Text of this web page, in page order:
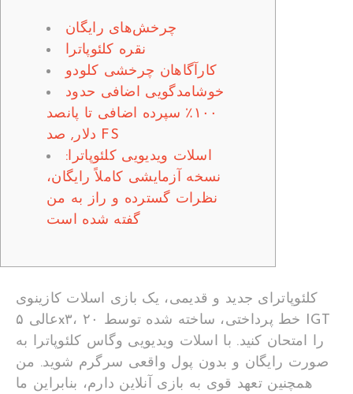
چرخش‌های رایگان
نقره کلئوپاترا
کارآگاهان چرخشی کلودو
خوشامدگویی اضافی حدود
۱۰۰٪ سپرده اضافی تا پانصد
دلار, صد FS
اسلات ویدیویی کلئوپاترا:
نسخه آزمایشی کاملاً رایگان،
نظرات گسترده و راز به من
گفته شده است
کلئوپاترای جدید و قدیمی، یک بازی اسلات کازینوی
عالی ۵x۳، ۲۰ خط پرداختی، ساخته شده توسط IGT
را امتحان کنید. با اسلات ویدیویی وگاس کلئوپاترا به
صورت رایگان و بدون پول واقعی سرگرم شوید. من
همچنین تعهد قوی به بازی آنلاین دارم، بنابراین ما